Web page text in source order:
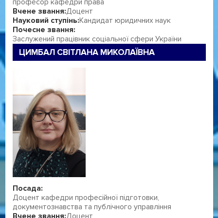
професор кафедри права
Вчене звання:Доцент
Науковий ступінь:Кандидат юридичних наук
Почесне звання:
Заслужений працівник соціальної сфери України
ЦИМБАЛ СВІТЛАНА МИКОЛАЇВНА
Посада:
Доцент кафедри професійної підготовки,
документознавства та публічного управління
Доцент